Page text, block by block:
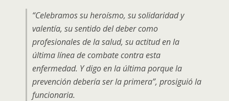
“Celebramos su heroísmo, su solidaridad y
valentía, su sentido del deber como
profesionales de la salud, su actitud en la
última línea de combate contra esta
enfermedad. Y digo en la última porque la
prevención debería ser la primera”, prosiguió la
funcionaria.